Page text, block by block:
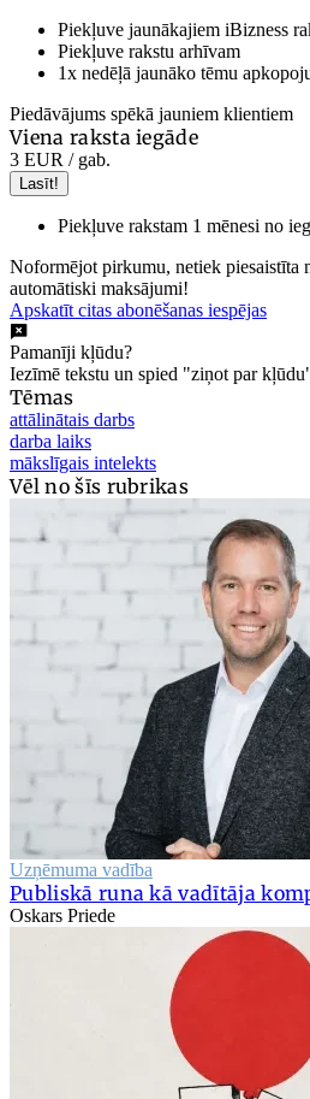
Piekļuve jaunākajiem iBizness
Piekļuve rakstu arhīvam
1x nedēļā jaunāko tēmu
Piedāvājums spēkā jauniem klientiem
Viena raksta iegāde
3 EUR / gab.
Lasīt!
Piekļuve rakstam 1 mēnesi no
Noformējot pirkumu, netiek piesaistīta
automātiski maksājumi!
Apskatīt citas abonēšanas iespējas
Pamanīji kļūdu?
Iezīmē tekstu un spied "ziņot par
Tēmas
attālinātais darbs
darba laiks
mākslīgais intelekts
Vēl no šīs rubrikas
Uzņēmuma vadība
Publiskā runa kā vadītāja
Oskars Priede